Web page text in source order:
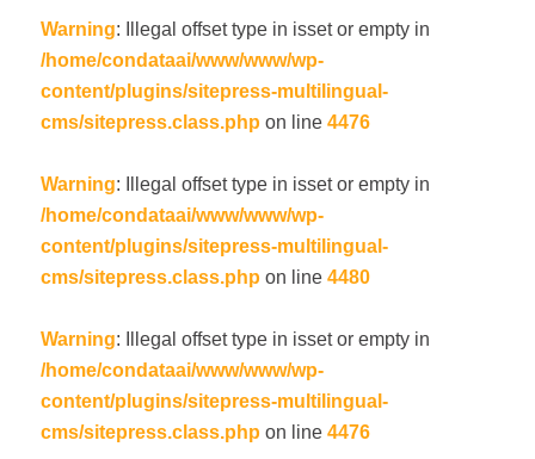
Warning: Illegal offset type in isset or empty in
/home/condataai/www/www/wp-
content/plugins/sitepress-multilingual-
cms/sitepress.class.php on line 4476
Warning: Illegal offset type in isset or empty in
/home/condataai/www/www/wp-
content/plugins/sitepress-multilingual-
cms/sitepress.class.php on line 4480
Warning: Illegal offset type in isset or empty in
/home/condataai/www/www/wp-
content/plugins/sitepress-multilingual-
cms/sitepress.class.php on line 4476